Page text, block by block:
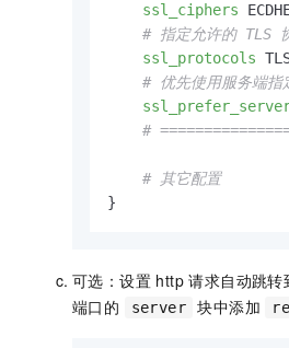
ssl_ciphers
# 指定允许的 TLS
ssl_protocols
# 优先使用服务端指
#
# 其它配置
}
可选：设置 http 请求自动跳
端口的
server 块中添加